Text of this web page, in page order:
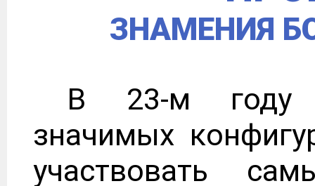
ЗНАМЕНИЯ
В 23-м году
значимых
участвовать